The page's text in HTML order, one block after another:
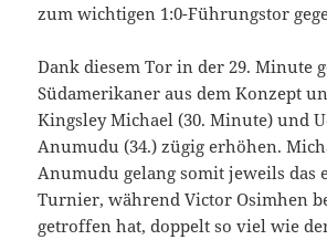
zum wichtigen 1:0-Führungstor
Dank diesem Tor in der 29. Minute
Südamerikaner aus dem Konzept
Kingsley Michael (30. Minute) und
Anumudu (34.) zügig erhöhen.
Anumudu gelang somit jeweils das
Turnier, während Victor Osimhen
getroffen hat, doppelt so viel wie